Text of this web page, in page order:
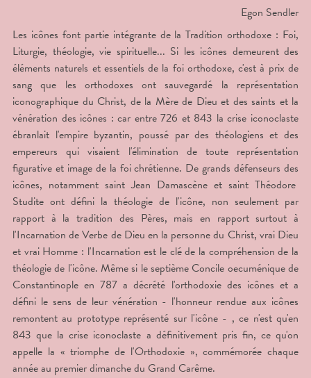
Egon Sendler
Les icônes font partie intégrante de la Tradition orthodoxe : Foi,
Liturgie, théologie, vie spirituelle... Si les icônes demeurent des
éléments naturels et essentiels de la foi orthodoxe, c'est à prix de
sang que les orthodoxes ont sauvegardé la représentation
iconographique du Christ, de la Mère de Dieu et des saints et la
vénération des icônes : car entre 726 et 843 la crise iconoclaste
ébranlait l'empire byzantin, poussé par des théologiens et des
empereurs qui visaient l'élimination de toute représentation
figurative et image de la foi chrétienne. De grands défenseurs des
icônes, notamment saint Jean Damascène et saint Théodore
Studite ont défini la théologie de l'icône, non seulement par
rapport à la tradition des Pères, mais en rapport surtout à
l'Incarnation de Verbe de Dieu en la personne du Christ, vrai Dieu
et vrai Homme : l'Incarnation est le clé de la compréhension de la
théologie de l'icône. Même si le septième Concile oecuménique de
Constantinople en 787 a décrété l'orthodoxie des icônes et a
défini le sens de leur vénération - l'honneur rendue aux icônes
remontent au prototype représenté sur l'icône - , ce n'est qu'en
843 que la crise iconoclaste a définitivement pris fin, ce qu'on
appelle la « triomphe de l'Orthodoxie », commémorée chaque
année au premier dimanche du Grand Carême.